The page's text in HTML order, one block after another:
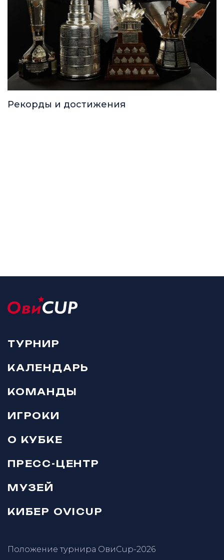
Рекорды и достижения
ТУРНИР
КАЛЕНДАРЬ
КОМАНДЫ
ИГРОКИ
О КУБКЕ
ПРЕСС-ЦЕНТР
МУЗЕЙ
КИБЕР OVICUP
Положение турнира ОвиCup-2026